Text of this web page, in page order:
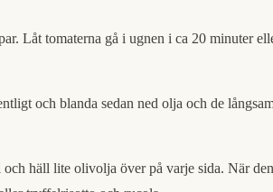
Låt tomaterna gå i ugnen i ca 20 minuter
och blanda sedan ned olja och de
häll lite olivolja över på varje sida. När